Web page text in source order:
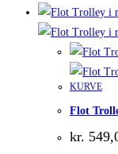
KURVE
Flot
kr.